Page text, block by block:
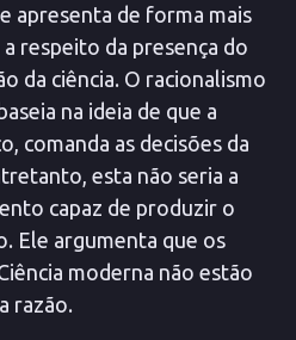
apresenta de forma mais
respeito da presença do
da ciência. O racionalismo
na ideia de que a
comanda as decisões da
esta não seria a
capaz de produzir o
Ele argumenta que os
moderna não estão
razão.